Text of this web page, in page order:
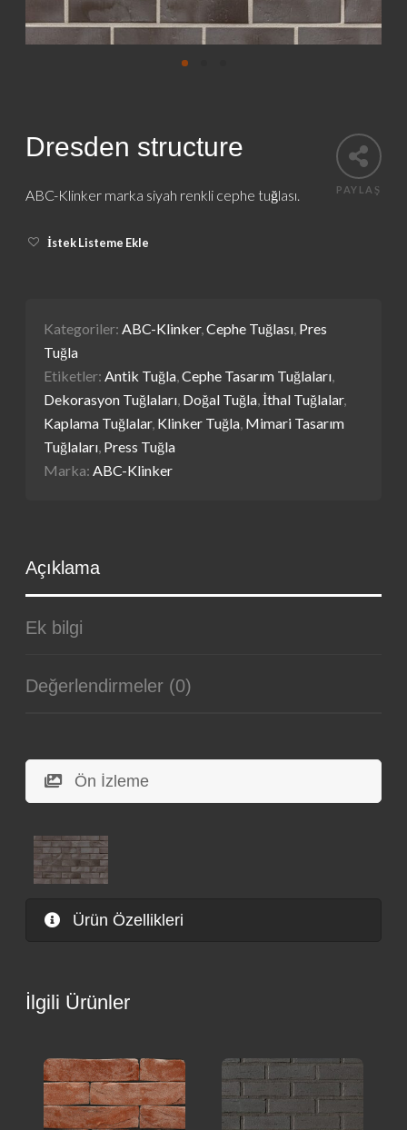
PAYLAŞ
Dresden structure
ABC-Klinker marka siyah renkli cephe tuğlası.
İstek Listeme Ekle
Kategoriler:ABC-Klinker,Cephe Tuğlası, Pres
Tuğla
Etiketler:Antik Tuğla,Cephe Tasarım Tuğlaları,
Dekorasyon Tuğlaları, Doğal Tuğla,İthal Tuğlalar,
Kaplama Tuğlalar, Klinker Tuğla, Mimari Tasarım
Tuğlaları, Press Tuğla
Marka:ABC-Klinker
Açıklama
Ek bilgi
Değerlendirmeler (0)
Ön İzleme
Ürün Özellikleri
İlgili Ürünler